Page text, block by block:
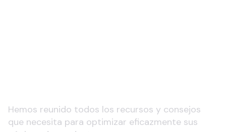
Hemos reunido todos los recursos y consejos
que necesita para optimizar eficazmente sus